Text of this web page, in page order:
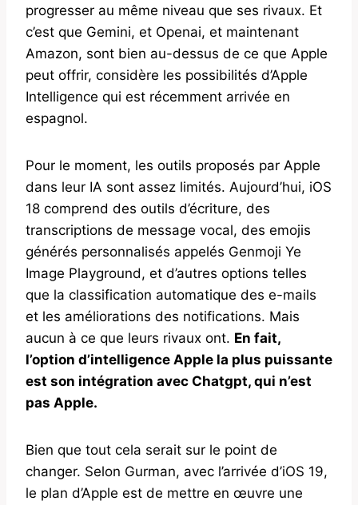
progresser au même niveau que ses rivaux. Et
c’est que Gemini, et Openai, et maintenant
Amazon, sont bien au-dessus de ce que Apple
peut offrir, considère les possibilités d’Apple
Intelligence qui est récemment arrivée en
espagnol.
Pour le moment, les outils proposés par Apple
dans leur IA sont assez limités. Aujourd’hui, iOS
18 comprend des outils d’écriture, des
transcriptions de message vocal, des emojis
générés personnalisés appelés Genmoji Ye
Image Playground, et d’autres options telles
que la classification automatique des e-mails
et les améliorations des notifications. Mais
aucun à ce que leurs rivaux ont. En fait,
l’option d’intelligence Apple la plus puissante
est son intégration avec Chatgpt, qui n’est
pas Apple.
Bien que tout cela serait sur le point de
changer. Selon Gurman, avec l’arrivée d’iOS 19,
le plan d’Apple est de mettre en œuvre une